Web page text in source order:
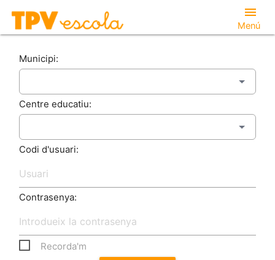
menu
Menú
Municipi:
Centre educatiu:
Codi d'usuari:
Contrasenya:
Recorda'm